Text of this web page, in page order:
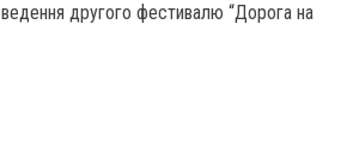
другого фестивалю “Дорога на